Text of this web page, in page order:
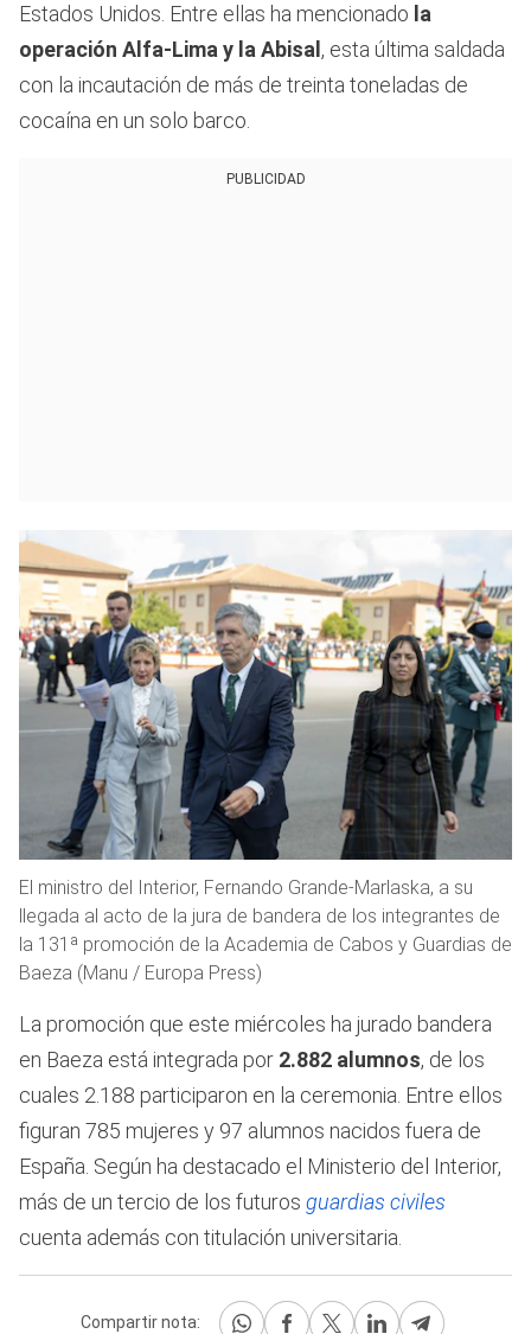
Estados Unidos. Entre ellas ha mencionado la
operación Alfa-Lima y la Abisal , esta última saldada
con la incautación de más de treinta toneladas de
cocaína en un solo barco.
PUBLICIDAD
El ministro del Interior, Fernando Grande-Marlaska, a su
llegada al acto de la jura de bandera de los integrantes de
la 131ª promoción de la Academia de Cabos y Guardias de
Baeza (Manu / Europa Press)
La promoción que este miércoles ha jurado bandera
en Baeza está integrada por 2.882 alumnos, de los
cuales 2.188 participaron en la ceremonia. Entre ellos
figuran 785 mujeres y 97 alumnos nacidos fuera de
España. Según ha destacado el Ministerio del Interior,
más de un tercio de los futuros guardias civiles
cuenta además con titulación universitaria.
Compartir nota: